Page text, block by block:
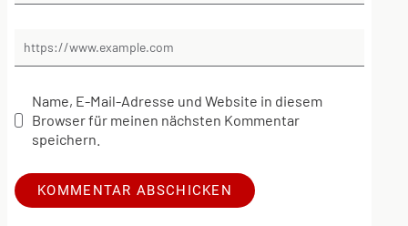
Name, E-Mail-Adresse und Website in diesem
Browser für meinen nächsten Kommentar
speichern.